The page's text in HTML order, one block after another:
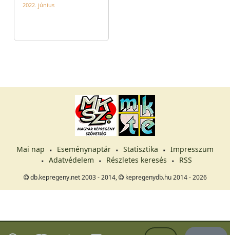
2022. június
Mai nap Eseménynaptár Statisztika
Impresszum
Adatvédelem
Részletes keresés RSS
db.kepregeny.net 2003 - 2014, kepregenydb.hu 2014 - 2026